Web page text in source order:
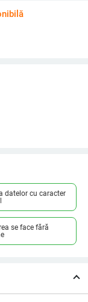
datelor cu caracter
se face fără